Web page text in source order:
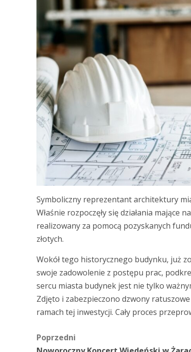
Symboliczny reprezentant architektury
Właśnie rozpoczęły się działania
realizowany za pomocą pozyskanych
złotych.
Wokół tego historycznego budynku, już
swoje zadowolenie z postępu prac,
sercu miasta budynek jest nie tylko
Zdjęto i zabezpieczono dzwony
ramach tej inwestycji. Cały proces
Zobacz
Poprzedni